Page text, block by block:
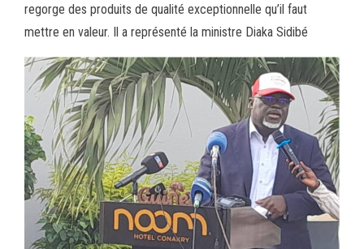
regorge des produits de qualité exceptionnelle qu’il faut
mettre en valeur. Il a représenté la ministre Diaka Sidibé